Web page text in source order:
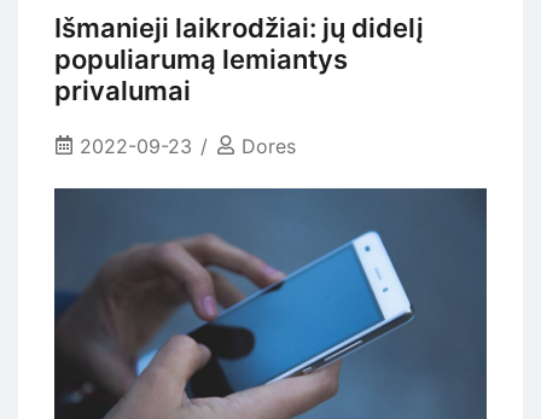
neišduos:
kaip
užklijuoti
be
burbuliuko
Išmanieji laikrodžiai: jų didelį
populiarumą lemiantys
privalumai
2022-09-23 Dores